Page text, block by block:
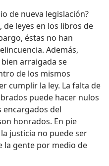
de nueva legislación?
de leyes en los libros de
éstas no han
Además,
arraigada se
de los mismos
cumplir la ley. La falta de
puede hacer nulos
encargados del
honrados. En pie
justicia no puede ser
la gente por medio de